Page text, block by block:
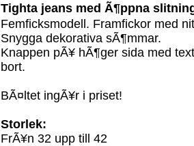
Tighta jeans med Ã¶ppna
Femficksmodell. Framfickor med
Snygga dekorativa sÃ¶mmar.
Knappen pÃ¥ hÃ¶ger sida med
bort.
BÃ¤ltet ingÃ¥r i priset!
Storlek:
FrÃ¥n 32 upp till 42